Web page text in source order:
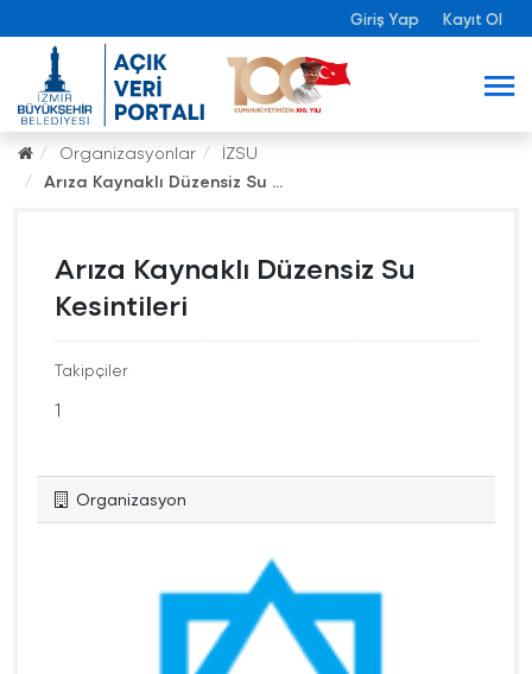
Giriş Yap Kayıt Ol
Organizasyonlar
İZSU
Arıza Kaynaklı Düzensiz Su ...
Arıza Kaynaklı Düzensiz Su
Kesintileri
Takipçiler
1
Organizasyon